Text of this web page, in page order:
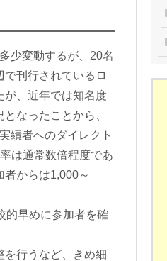
少変動するが、20名
刊行されているロ
が、近年では知名度
なったことから、
績者へのダイレクト
は通常数倍程度であ
からは1,000～
的早めに参加者を確
行うなど、きめ細